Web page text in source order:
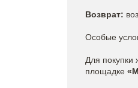
Возврат:
Особые
Для
площадке